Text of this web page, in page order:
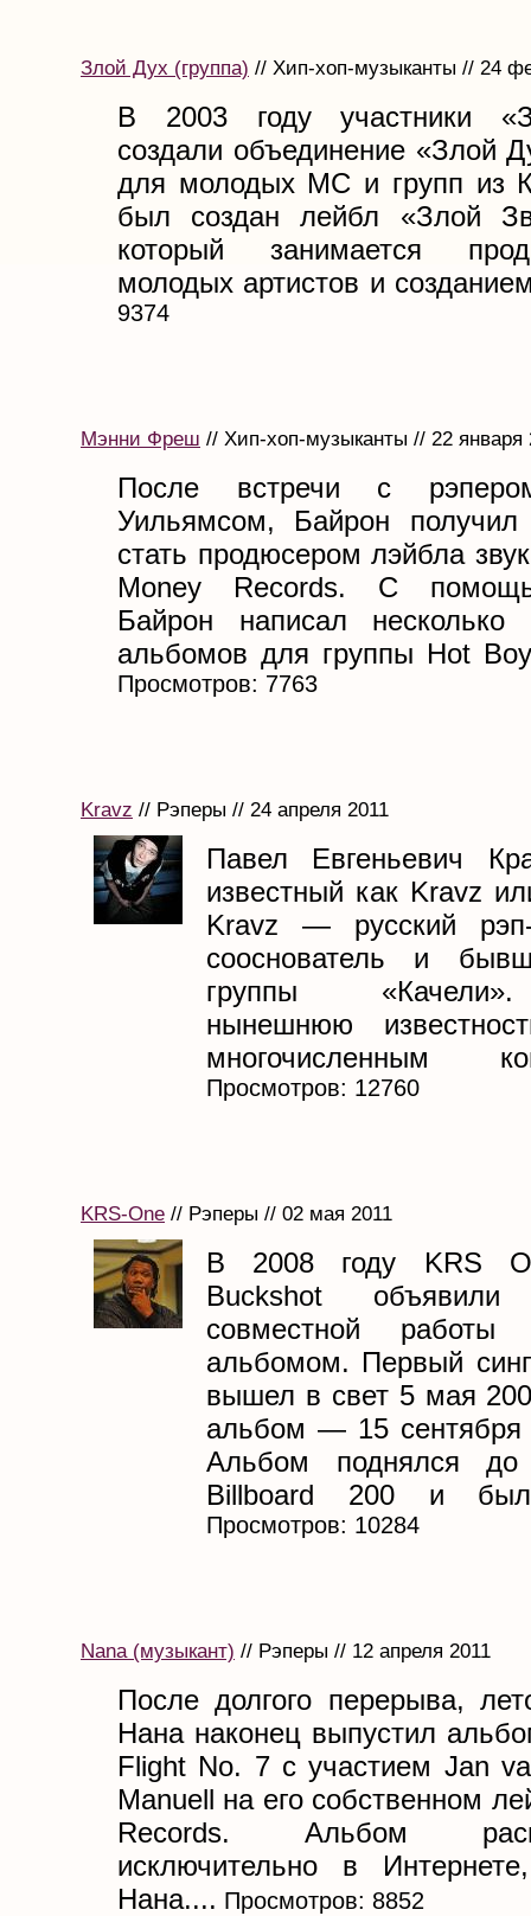
Злой Дух (группа) // Хип-хоп-музыканты // 24
В 2003 году участники
создали объединение «Злой
для молодых MC и групп из
был создан лейбл «Злой
который занимается
молодых артистов и
9374
Мэнни Фреш // Хип-хоп-музыканты // 22 января
После встречи с
Уильямсом, Байрон получил
стать продюсером лэйбла
Money Records. С
Байрон написал несколько
альбомов для группы Hot
Просмотров: 7763
Kravz // Рэперы // 24 апреля 2011
Павел Евгеньевич
известный как Kravz
Kravz — русский рэп-
сооснователь и
группы
нынешнюю
многочисленным
Просмотров: 12760
KRS-One // Рэперы // 02 мая 2011
В 2008 году KRS
Buckshot
совместной
альбомом. Первый
вышел в свет 5 мая
альбом — 15 сентября
Альбом поднялся
Billboard 200 и был
Просмотров: 10284
Nana (музыкант) // Рэперы // 12 апреля 2011
После долгого перерыва,
Нана наконец выпустил
Flight No. 7 с участием Jan
Manuell на его собственном
Records. Альбом
исключительно в
Нана.... Просмотров: 8852